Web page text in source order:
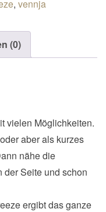
, vennja
(0)
vielen Möglichkeiten.
aber als kurzes
nähe die
der Seite und schon
ergibt das ganze